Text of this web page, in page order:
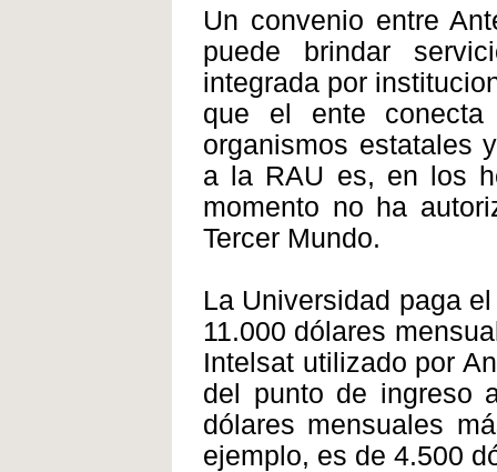
Un convenio entre
puede brindar
integrada por
que el ente
organismos estatales
a la RAU es, en los
momento no ha
Tercer Mundo.
La Universidad paga
11.000 dólares
Intelsat utilizado por
del punto de ingreso
dólares mensuales
ejemplo, es de 4.500